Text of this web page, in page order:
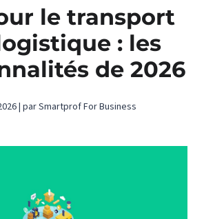
le transport
: les
de 2026
| par Smartprof For Business